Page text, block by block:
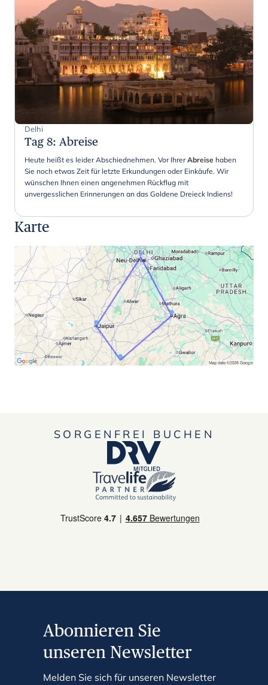
Delhi
Tag 8: Abreise
Heute heißt es leider Abschiednehmen. Vor IhrerAbreise haben
Sie noch etwas Zeit für letzte Erkundungen oder Einkäufe. Wir
wünschen Ihnen einen angenehmen Rückflug mit
unvergesslichen Erinnerungen an das Goldene Dreieck Indiens!
Karte
SORGENFREI BUCHEN
Abonnieren Sie
unseren Newsletter
Melden Sie sich für unseren Newsletter